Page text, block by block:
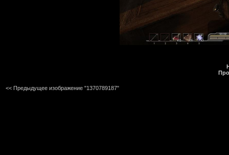
<< Предыдущее изображение "1370789187"